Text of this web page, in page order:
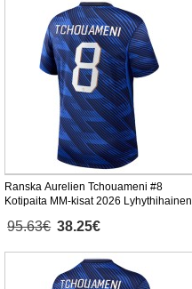
Ranska Aurelien Tchouameni #8
Kotipaita MM-kisat 2026 Lyhythihainen
95.63€ 38.25€